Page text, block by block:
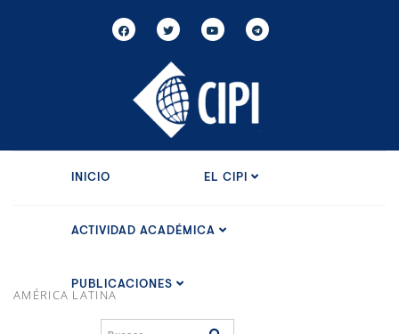
INICIO EL CIPI
ACTIVIDAD ACADÉMICA
PUBLICACIONES
AMÉRICA LATINA